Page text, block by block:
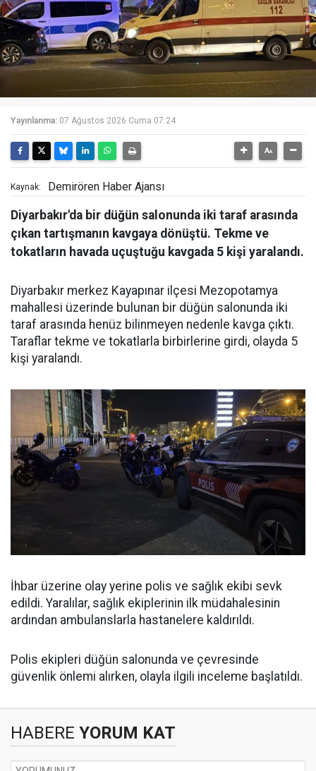
Yayınlanma: 07 Ağustos 2026 Cuma 07:24
Kaynak: Demirören Haber Ajansı
Diyarbakır'da bir düğün salonunda iki taraf arasında
çıkan tartışmanın kavgaya dönüştü. Tekme ve
tokatların havada uçuştuğu kavgada 5 kişi yaralandı.
Diyarbakır merkez Kayapınar ilçesi Mezopotamya
mahallesi üzerinde bulunan bir düğün salonunda iki
taraf arasında henüz bilinmeyen nedenle kavga çıktı.
Taraflar tekme ve tokatlarla birbirlerine girdi, olayda 5
kişi yaralandı.
İhbar üzerine olay yerine polis ve sağlık ekibi sevk
edildi. Yaralılar, sağlık ekiplerinin ilk müdahalesinin
ardından ambulanslarla hastanelere kaldırıldı.
Polis ekipleri düğün salonunda ve çevresinde
güvenlik önlemi alırken, olayla ilgili inceleme başlatıldı.
HABERE YORUM KAT